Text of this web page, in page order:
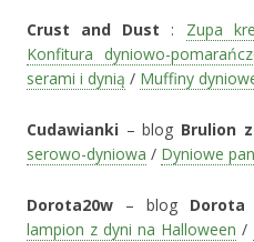
Crust and Dust : Zupa
Konfitura dyniowo-
serami i dynią / Muffiny
Cudawianki – blog Brulion
serowo-dyniowa / Dyniowe
Dorota20w – blog Dorota
lampion z dyni na Halloween /